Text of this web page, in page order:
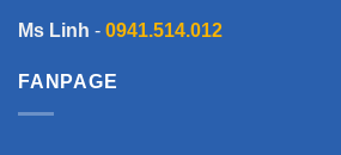
Ms Linh - 0941.514.012
FANPAGE